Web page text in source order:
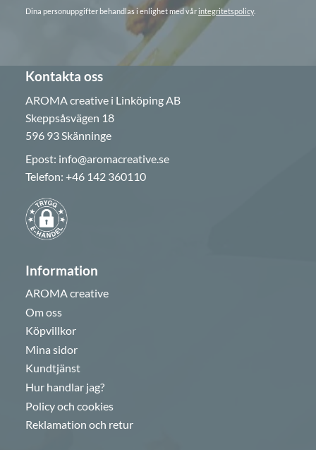
Dina personuppgifter behandlas i enlighet med vår integritetspolicy.
Kontakta oss
AROMA creative i Linköping AB
Skeppsåsvägen 18
596 93 Skänninge
Epost: info@aromacreative.se
Telefon: +46 142 360110
Information
AROMA creative
Om oss
Köpvillkor
Mina sidor
Kundtjänst
Hur handlar jag?
Policy och cookies
Reklamation och retur